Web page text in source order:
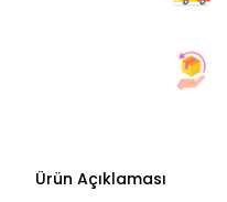
Ürün Açıklaması